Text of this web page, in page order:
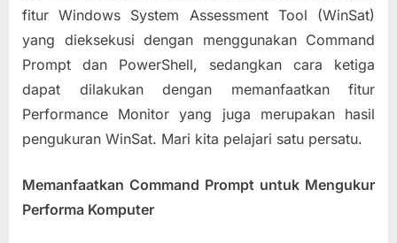
fitur Windows System Assessment Tool (WinSat)
yang dieksekusi dengan menggunakan Command
Prompt dan PowerShell, sedangkan cara ketiga
dapat dilakukan dengan memanfaatkan fitur
Performance Monitor yang juga merupakan hasil
pengukuran WinSat. Mari kita pelajari satu persatu.
Memanfaatkan Command Prompt untuk Mengukur
Performa Komputer